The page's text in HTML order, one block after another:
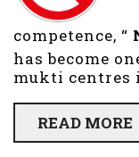
competence, “
has become
mukti centres
READ MORE